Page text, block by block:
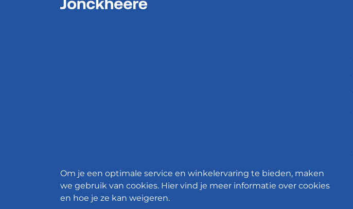
Om je een optimale service en winkelervaring te bieden, maken
we gebruik van cookies. Hier vind je meer informatie over cookies
en hoe je ze kan weigeren.